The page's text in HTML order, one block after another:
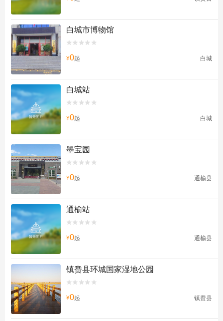
白城市博物馆


¥0起 白城
白城站


¥0起 白城
墨宝园


¥0起 通榆县
通榆站


¥0起 通榆县
镇赉县环城国家湿地公园


¥0起 镇赉县